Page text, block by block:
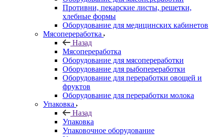
Противни, пекарские листы, решетки,
хлебные формы
Оборудование для медицинских кабинетов
Мясопереработка
Назад
Мясопереработка
Оборудование для мясопереработки
Оборудование для рыбопереработки
Оборудование для переработки овощей и
фруктов
Оборудование для переработки молока
Упаковка
Назад
Упаковка
Упаковочное оборудование